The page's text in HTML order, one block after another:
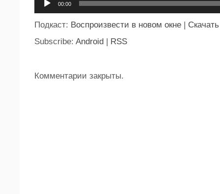
00:00
Подкаст: Воспроизвести в новом окне | Скачать
Subscribe: Android | RSS
Комментарии закрыты.